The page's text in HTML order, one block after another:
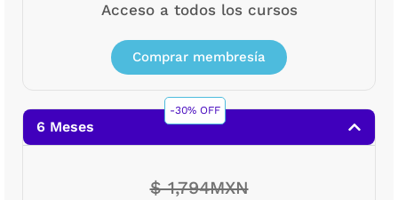
Acceso a todos los cursos
Comprar membresía
-30% OFF
6 Meses
$ 1,794MXN